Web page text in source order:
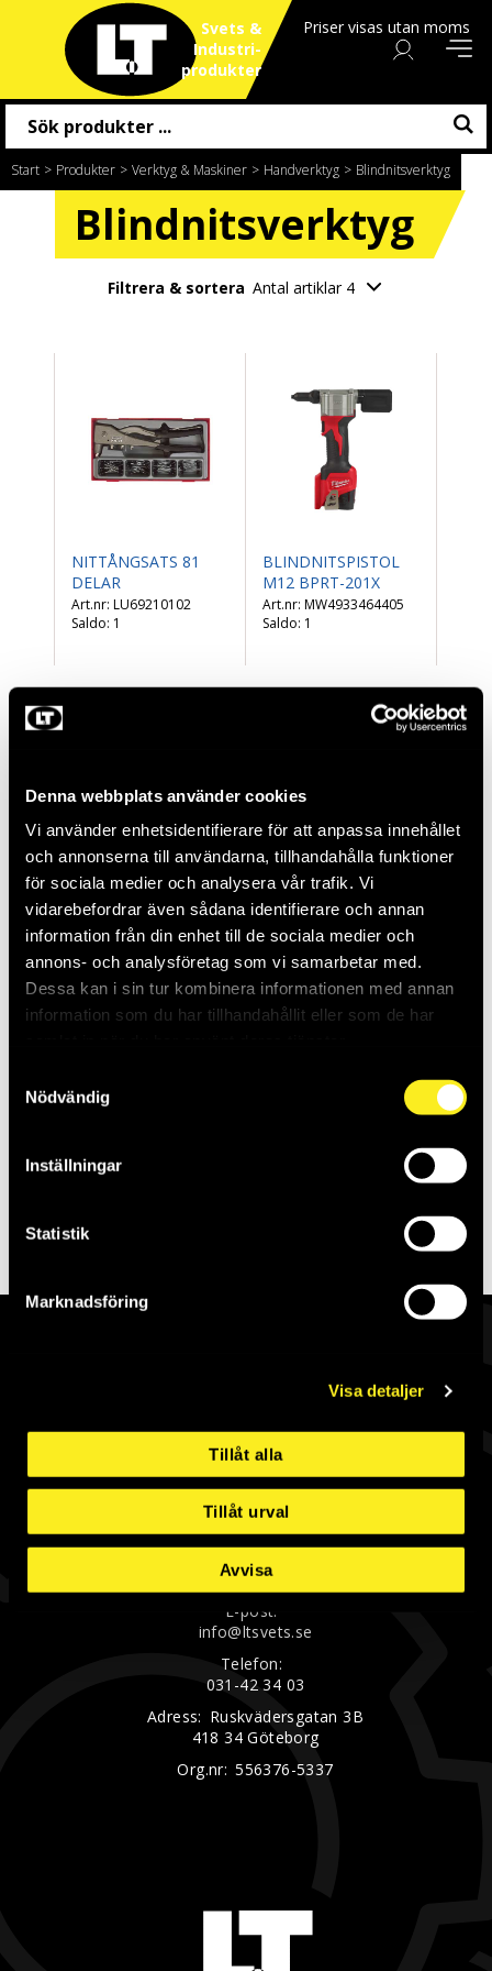
Denna webbplats använder cookies
Vi använder enhetsidentifierare för att anpassa innehållet
och annonserna till användarna, tillhandahålla funktioner
för sociala medier och analysera vår trafik. Vi
vidarebefordrar även sådana identifierare och annan
information från din enhet till de sociala medier och
annons- och analysföretag som vi samarbetar med.
Dessa kan i sin tur kombinera informationen med annan
information som du har tillhandahållit eller som de har
Nödvändig
Inställningar
Statistik
Marknadsföring
Visa detaljer
Tillåt alla
Tillåt urval
Avvisa
Priser visas utan moms
Svets &
Industri
produkter
Start / Produkter / Verktyg & Maskiner / Handverktyg / Blindnitsverktyg
Blindnitsverktyg
Filtrera & sortera Antal artiklar 4
NITTÅNGSATS 81
DELAR
LU69210102
Saldo: 1
BLINDNITSPISTOL
M12 BPRT-201X
MW4933464405
Saldo: 1
BLINDNITTÅNG
RP60 MULTI
THO933629
Saldo: 0
BLINDNITSADAPTER
RP150
THO945130
Saldo:0
Allt för industrin
Komplett industrileverantör
LT Svets & Industriprodukter AB
E-post:
info@ltsvets.se
Telefon:
031-42 34 03
Adress: Ruskvädersgatan 3B
418 34 Göteborg
Org.nr: 556376-5337